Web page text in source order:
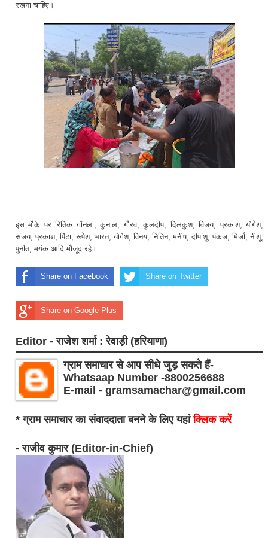
रखना चाहिए।
इस मौके पर रितिक गोंनला, कुनाल, गौरव, कुलदीप, दिलकुश, विजय, प्रकाश, योगेश,
संजय, प्रकाश, पिंटा, रूपेश, भारत, योगेश, विनय, नितिन, मनीष, दीपांशु, पंकज, मिर्जा, नीशू,
पुनीत, मयंक आदि मौजूद रहे।
Share on Facebook Share on Twitter
Share on Google Plus
Editor - राजेश शर्मा : रेवाड़ी (हरियाणा)
ग्राम समाचार से आप सीधे जुड़ सकते हैं-
Whatsaap Number -8800256688
E-mail - gramsamachar@gmail.com
* ग्राम समाचार का संवाददाता बनने के लिए यहांक्लिक करें
- राजीव कुमार (Editor-in-Chief)